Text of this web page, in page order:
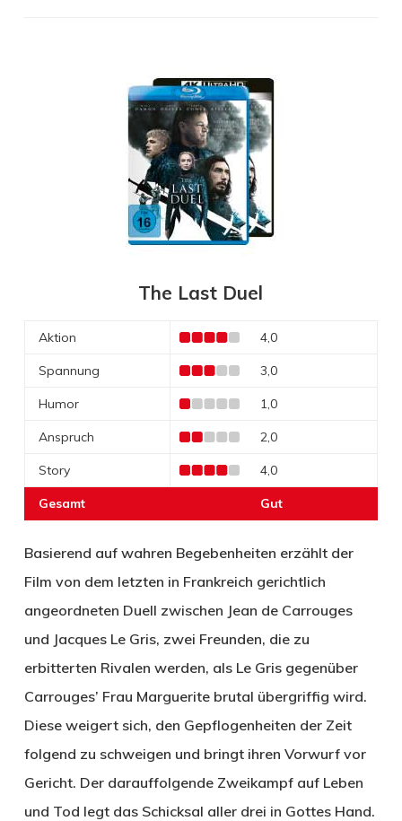
The Last Duel
Aktion 4,0
Spannung 3,0
Humor 1,0
Anspruch 2,0
Story 4,0
Gesamt Gut
Basierend auf wahren Begebenheiten erzählt der
Film von dem letzten in Frankreich gerichtlich
angeordneten Duell zwischen Jean de Carrouges
und Jacques Le Gris, zwei Freunden, die zu
erbitterten Rivalen werden, als Le Gris gegenüber
Carrouges’ Frau Marguerite brutal übergriffig wird.
Diese weigert sich, den Gepflogenheiten der Zeit
folgend zu schweigen und bringt ihren Vorwurf vor
Gericht. Der darauffolgende Zweikampf auf Leben
und Tod legt das Schicksal aller drei in Gottes Hand.